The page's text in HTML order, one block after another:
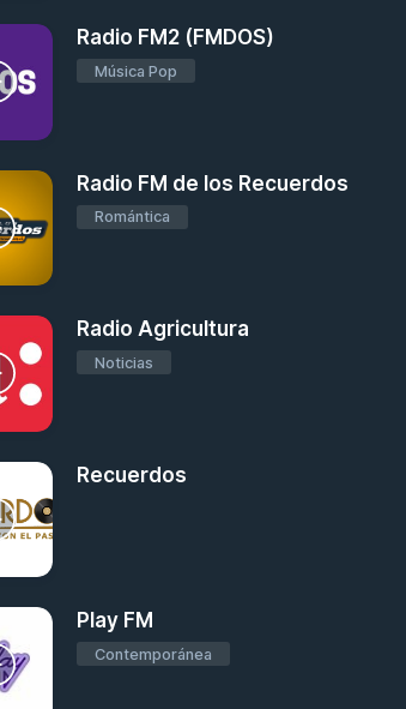
Radio FM2 (FMDOS)
Música Pop
Radio FM de los Recuerdos
Romántica
Radio Agricultura
Noticias
Recuerdos
Play FM
Contemporánea